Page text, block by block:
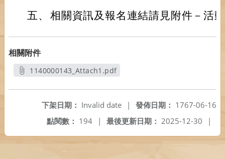
五、 相關資訊及報名連結請見附件－活
相關附件
1140000143_Attach1.pdf
發佈日期： 1767-06-16
下架日期： Invalid date
|
最後更新日期： 2025-12-30 |
點閱數： 194 |